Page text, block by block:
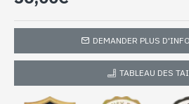
DEMANDER PLUS
TABLEAU DES